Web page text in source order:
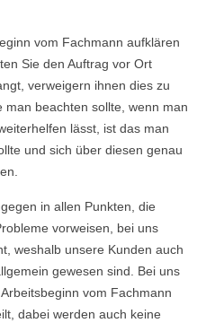
vom Fachmann aufklären
Sie den Auftrag vor Ort
verweigern ihnen dies zu
man beachten sollte, wenn man
lässt, ist das man
und sich über diesen genau
in allen Punkten, die
vorweisen, bei uns
weshalb unsere Kunden auch
gewesen sind. Bei uns
vom Fachmann
dabei werden auch keine